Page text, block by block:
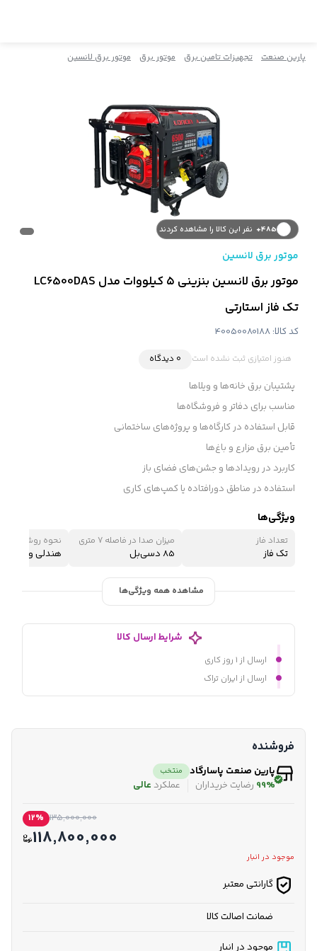
پارین صنعت تجهیزات تامین برق موتور برق موتور برق لانسین
485+
نفر این کالا را مشاهده کردند
نفر به سبد خرید اضافه کردند
موتور برق لانسین
موتور برق لانسین بنزینی ۵ کیلووات مدل LC6500DAS
تک فاز استارتی
کد کالا: 40050080188
هنوز امتیازی ثبت نشده است 0 دیدگاه
پشتیبان برق خانه‌ها و ویلاها
مناسب برای دفاتر و فروشگاه‌ها
قابل استفاده در کارگاه‌ها و پروژه‌های ساختمانی
تأمین برق مزارع و باغ‌ها
کاربرد در رویدادها و جشن‌های فضای باز
استفاده در مناطق دورافتاده یا کمپ‌های کاری
ویژگی‌ها
تعداد فاز
تک فاز
میزان صدا در فاصله 7 متری
85 دسی‌بل
نحوه روشن شدن
هندلی و
مشاهده همه ویژگی‌ها
شرایط ارسال کالا
ارسال از ۱ روز کاری
ارسال از ایران تراک
فروشنده
پارین صنعت پاسارگاد منتخب
99% رضایت خریداران عملکرد عالی
135,000,000
12%
118,800,000
موجود در انبار
گارانتی معتبر
ضمانت اصالت کالا
موجود در انبار